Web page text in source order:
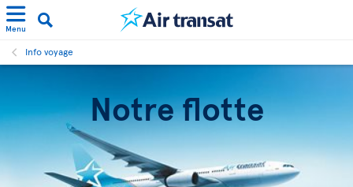
Menu
Info voyage
Notre flotte